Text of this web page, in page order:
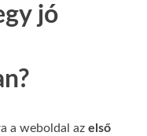
jó
a weboldal az első